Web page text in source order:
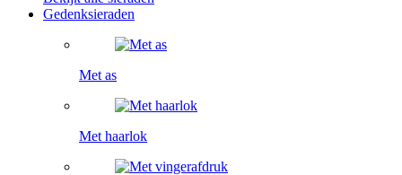
Gedenksieraden
Met as
Met haarlok